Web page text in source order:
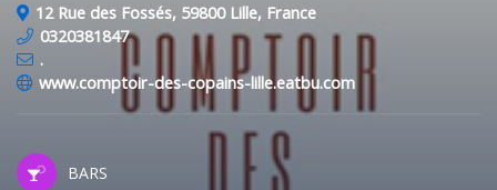
12 Rue des Fossés, 59800 Lille, France
0320381847
.
www.comptoir-des-copains-lille.eatbu.com
BARS